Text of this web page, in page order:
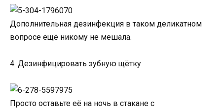
Дополнительная дезинфекция в таком деликатном
вопросе ещё никому не мешала.
4. Дезинфицировать зубную щётку
Просто оставьте её на ночь в стакане с